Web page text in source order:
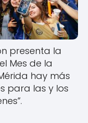
presenta la
Mes de la
hay más
para las y los